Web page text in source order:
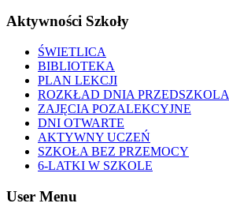
Aktywności Szkoły
ŚWIETLICA
BIBLIOTEKA
PLAN LEKCJI
ROZKŁAD DNIA PRZEDSZKOLA
ZAJĘCIA POZALEKCYJNE
DNI OTWARTE
AKTYWNY UCZEŃ
SZKOŁA BEZ PRZEMOCY
6-LATKI W SZKOLE
User Menu